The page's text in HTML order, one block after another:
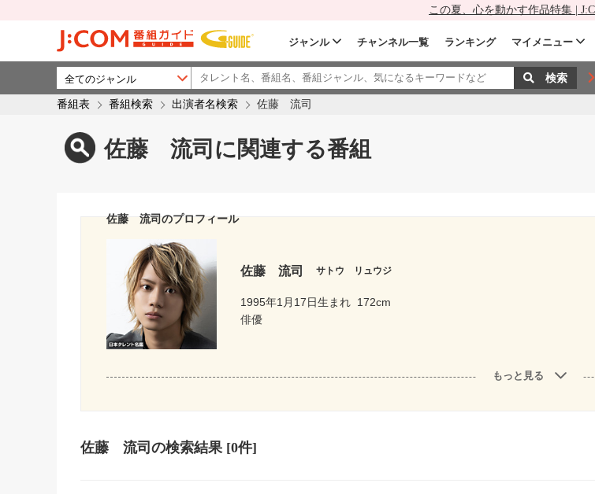
この夏、心を動かす作品特集 |
ジャンル チャンネル一覧 ランキング マイメニュー
番組表 番組検索 出演者名検索 佐藤 流司
佐藤 流司に関連する番組
佐藤 流司のプロフィール
佐藤 流司 サトウ リュウジ
1995年1月17日生まれ 172cm
俳優
もっと見る
佐藤 流司 の検索結果 [0件]